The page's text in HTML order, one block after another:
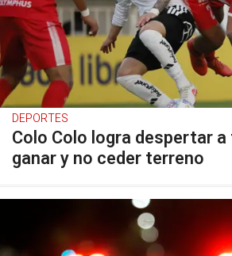
DEPORTES
Colo Colo logra despertar
ganar y no ceder terreno